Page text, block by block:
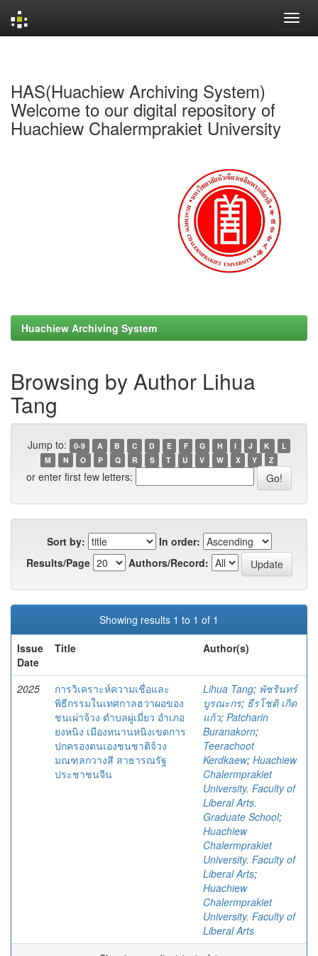
HAS(Huachiew Archiving System)
Welcome to our digital repository of
Huachiew Chalermprakiet University
Huachiew Archiving System
Browsing by Author Lihua
Tang
Jump to: 0-9 A B C D E F G H I J K
L
M
N O P Q R S T U V W X Y Z
or enter first few letters:
Sort by:
In order:
Results/Page
Authors/Record:
Showing results 1 to 1 of 1
Issue
Date
Title Author(s)
2025
การวิเคราะห์ความเชื่อและ
พิธีกรรมในเทศกาลฮวาผอของ
ชนเผ่าจ้วง ตําบลผู่เมี่ยว อําเภอ
ยงหนิง เมืองหนานหนิงเขตการ
ปกครองตนเองชนชาติจ้วง
มณฑลกวางสี สาธารณรัฐ
ประชาชนจีน
Lihua Tang; พัชรินทร์
บูรณะกร; ธีรโชติ เกิด
แก้ว; Patcharin
Buranakorn;
Teerachoot
Kerdkaew; Huachiew
Chalermprakiet
University. Faculty of
Liberal Arts.
Graduate School;
Huachiew
Chalermprakiet
University. Faculty of
Liberal Arts;
Huachiew
Chalermprakiet
University. Faculty of
Liberal Arts